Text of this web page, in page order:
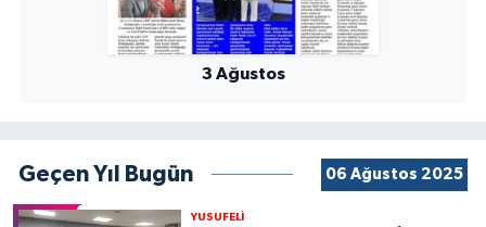
3 Ağustos
Geçen Yıl Bugün 06 Ağustos 2025
YUSUFELİ